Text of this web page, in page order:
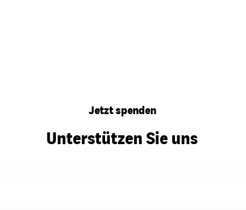
Jetzt spenden
Unterstützen Sie uns